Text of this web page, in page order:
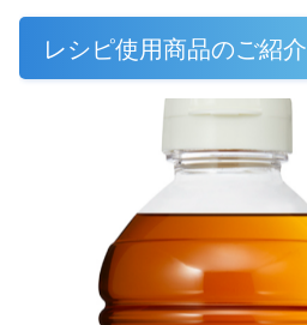
レシピ使用商品のご紹介